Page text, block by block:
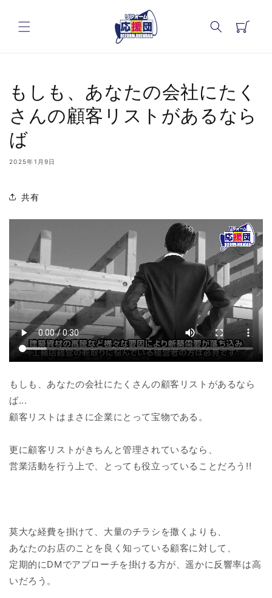
進む
ー
もしも、あなたの会社にたく
さんの顧客リストがあるなら
ば
2025年1月9日
共有
もしも、あなたの会社にたくさんの顧客リストがあるなら
ば...
顧客リストはまさに企業にとって宝物である。
更に顧客リストがきちんと管理されているなら、
営業活動を行う上で、とっても役立っていることだろう!!
莫大な経費を掛けて、大量のチラシを撒くよりも、
あなたのお店のことを良く知っている顧客に対して、
定期的にDMでアプローチを掛ける方が、遥かに反響率は高
いだろう。